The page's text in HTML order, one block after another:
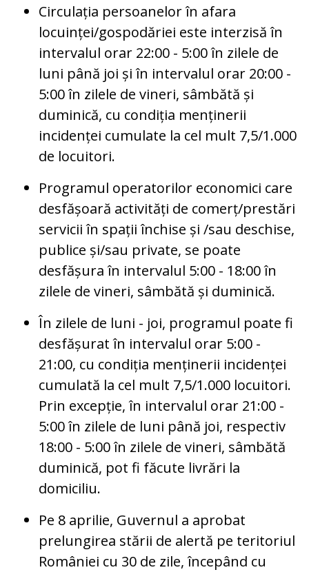
Circulația persoanelor în afara
locuinței/gospodăriei este interzisă în
intervalul orar 22:00 - 5:00 în zilele de
luni până joi și în intervalul orar 20:00 -
5:00 în zilele de vineri, sâmbătă și
duminică, cu condiția menținerii
incidenței cumulate la cel mult 7,5/1.000
de locuitori.
Programul operatorilor economici care
desfășoară activități de comerț/prestări
servicii în spații închise și /sau deschise,
publice și/sau private, se poate
desfășura în intervalul 5:00 - 18:00 în
zilele de vineri, sâmbătă și duminică.
În zilele de luni - joi, programul poate fi
desfășurat în intervalul orar 5:00 -
21:00, cu condiția menținerii incidenței
cumulată la cel mult 7,5/1.000 locuitori.
Prin excepție, în intervalul orar 21:00 -
5:00 în zilele de luni până joi, respectiv
18:00 - 5:00 în zilele de vineri, sâmbătă
duminică, pot fi făcute livrări la
domiciliu.
Pe 8 aprilie, Guvernul a aprobat
prelungirea stării de alertă pe teritoriul
României cu 30 de zile, începând cu